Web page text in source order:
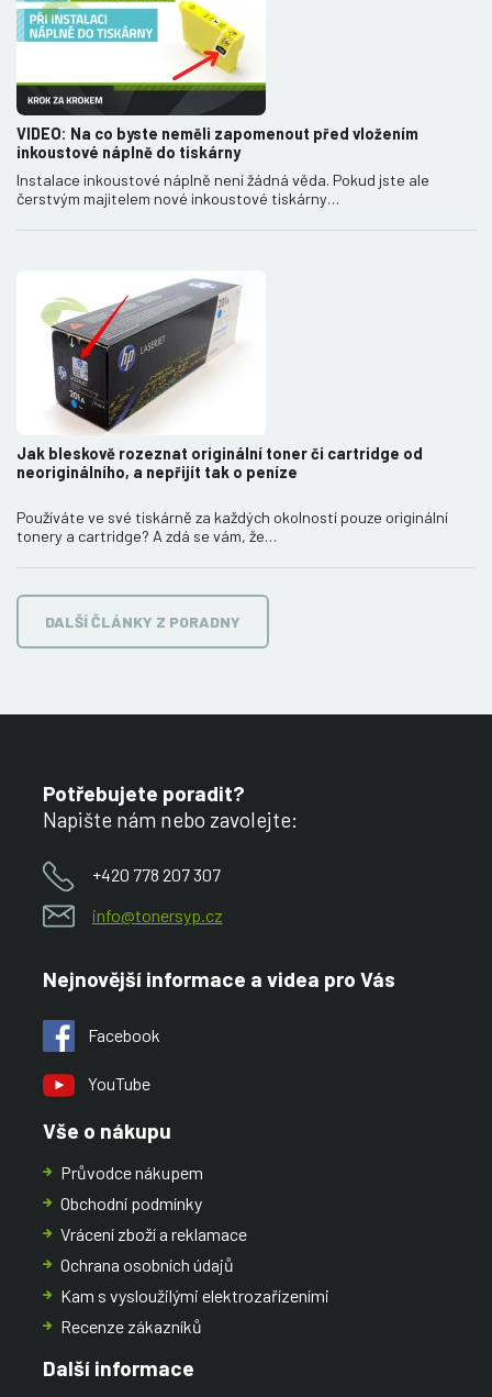
VIDEO: Na co byste neměli zapomenout před vložením
inkoustové náplně do tiskárny
Instalace inkoustové náplně není žádná věda. Pokud jste ale
čerstvým majitelem nové inkoustové tiskárny…
Jak bleskově rozeznat originální toner či cartridge od
neoriginálního, a nepřijít tak o peníze
Používáte ve své tiskárně za každých okolností pouze originální
tonery a cartridge? A zdá se vám, že…
DALŠÍ ČLÁNKY Z PORADNY
Potřebujete poradit?
Napište nám nebo zavolejte:
+420 778 207 307
info@tonersyp.cz
Nejnovější informace a videa pro Vás
Facebook
YouTube
Vše o nákupu
Průvodce nákupem
Obchodní podmínky
Vrácení zboží a reklamace
Ochrana osobních údajů
Kam s vysloužilými elektrozařízeními
Recenze zákazníků
Další informace